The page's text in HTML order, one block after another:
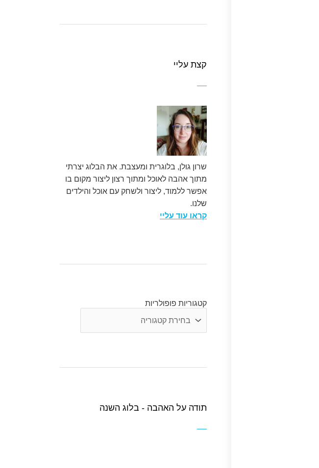
קצת עליי
שרון גולן, בלוגרית ומעצבת. את הבלוג יצרתי
מתוך אהבה לאוכל ומתוך רצון ליצור מקום בו
אפשר ללמוד, ליצור ולשחק עם אוכל והילדים
שלנו.
קראו עוד עליי
קטגוריות פופולריות
קטגוריות
פופולריות
תודה על האהבה - בלוג השנה